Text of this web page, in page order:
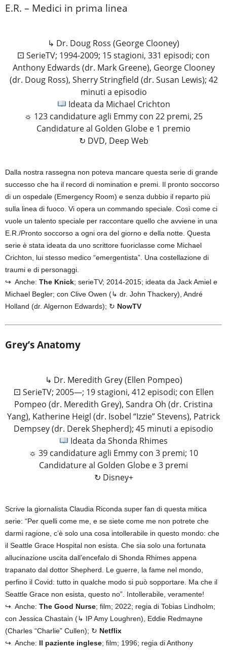
E.R. – Medici in prima linea
↳ Dr. Doug Ross (George Clooney)
⚀ SerieTV; 1994-2009; 15 stagioni, 331 episodi; con
Anthony Edwards (dr. Mark Greene), George Clooney
(dr. Doug Ross), Sherry Stringfield (dr. Susan Lewis); 42
minuti a episodio
Ideata da Michael Crichton
☼ 123 candidature agli Emmy con 22 premi, 25
Candidature al Golden Globe e 1 premio
↻ DVD, Deep Web
Dalla nostra rassegna non poteva mancare questa serie di grande
successo che ha il record di nomination e premi. Il pronto soccorso
di un ospedale (Emergency Room) e senza dubbio il reparto più
sulla linea di fuoco. Vi opera un commando speciale. Così come ci
vuole un talento speciale per raccontare quello che avviene in una
E.R./Pronto soccorso a ogni ora del giorno e della notte. Questa
serie è stata ideata da uno scrittore fuoriclasse come Michael
Crichton, lui stesso medico “emergentista”. Una costellazione di
traumi e di personaggi.
↪ Anche: The Knick; serieTV; 2014-2015; ideata da Jack Amiel e
Michael Begler; con Clive Owen (↳ dr. John Thackery), André
Holland (dr. Algernon Edwards); ↻ NowTV
Grey’s Anatomy
↳ Dr. Meredith Grey (Ellen Pompeo)
⚀ SerieTV; 2005—; 19 stagioni, 412 episodi; con Ellen
Pompeo (dr. Meredith Grey), Sandra Oh (dr. Cristina
Yang), Katherine Heigl (dr. Isobel “Izzie” Stevens), Patrick
Dempsey (dr. Derek Shepherd); 45 minuti a episodio
Ideata da Shonda Rhimes
☼ 39 candidature agli Emmy con 3 premi; 10
Candidature al Golden Globe e 3 premi
↻ Disney+
Scrive la giornalista Claudia Riconda super fan di questa mitica
serie: “Per quelli come me, e se siete come me non potrete che
darmi ragione, c’è solo una cosa intollerabile in questo mondo: che
il Seattle Grace Hospital non esista. Che sia solo una fortunata
allucinazione uscita dall’encefalo di Shonda Rhimes appena
trapanato dal dottor Shepherd. Le guerre, la fame nel mondo,
perfino il Covid: tutto in qualche modo si può sopportare. Ma che il
Seattle Grace non esista, questo no”. Intollerabile, veramente!
↪ Anche: The Good Nurse; film; 2022; regia di Tobias Lindholm;
con Jessica Chastain (↳ IP Amy Loughren), Eddie Redmayne
(Charles “Charlie” Cullen); ↻ Netflix
↪ Anche: Il paziente inglese; film; 1996; regia di Anthony